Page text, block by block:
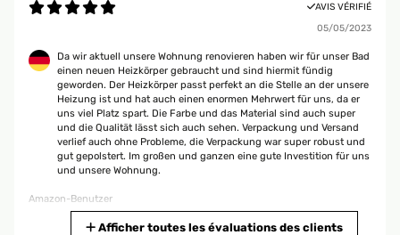
AVIS VÉRIFIÉ
05/05/2023
Da wir aktuell unsere Wohnung renovieren haben wir für unser Bad
einen neuen Heizkörper gebraucht und sind hiermit fündig
geworden. Der Heizkörper passt perfekt an die Stelle an der unsere
Heizung ist und hat auch einen enormen Mehrwert für uns, da er
uns viel Platz spart. Die Farbe und das Material sind auch super
und die Qualität lässt sich auch sehen. Verpackung und Versand
verlief auch ohne Probleme, die Verpackung war super robust und
gut gepolstert. Im großen und ganzen eine gute Investition für uns
und unsere Wohnung.
Amazon-Benutzer
Afficher toutes les évaluations des clients